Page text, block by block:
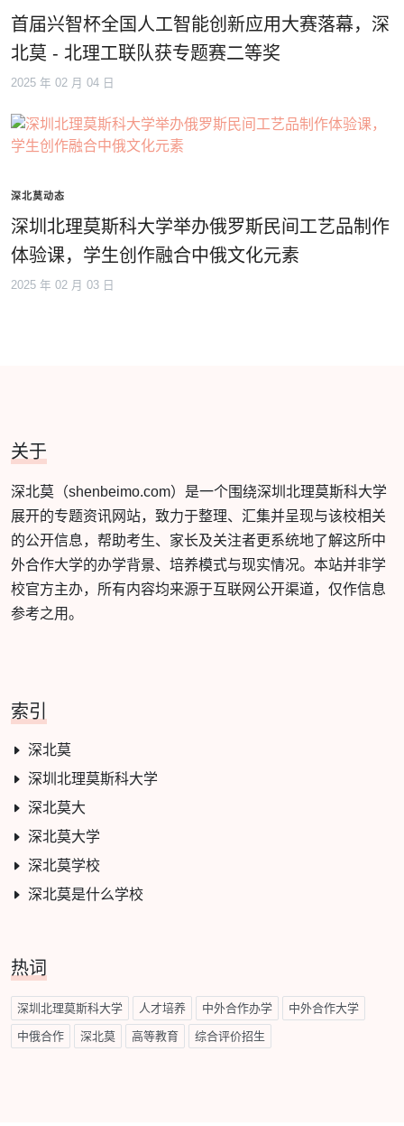
首届兴智杯全国人工智能创新应用大赛落幕，深
北莫 - 北理工联队获专题赛二等奖
2025 年 02 月 04 日
深北莫动态
深圳北理莫斯科大学举办俄罗斯民间工艺品制作
体验课，学生创作融合中俄文化元素
2025 年 02 月 03 日
关于
深北莫（shenbeimo.com）是一个围绕深圳北理莫斯科大学
展开的专题资讯网站，致力于整理、汇集并呈现与该校相关
的公开信息，帮助考生、家长及关注者更系统地了解这所中
外合作大学的办学背景、培养模式与现实情况。本站并非学
校官方主办，所有内容均来源于互联网公开渠道，仅作信息
参考之用。
索引
深北莫
深圳北理莫斯科大学
深北莫大
深北莫大学
深北莫学校
深北莫是什么学校
热词
深圳北理莫斯科大学 人才培养 中外合作办学 中外合作大学
中俄合作 深北莫 高等教育 综合评价招生